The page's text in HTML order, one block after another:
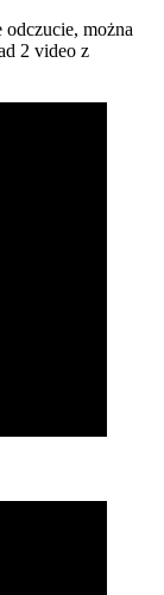
odczucie, można
2 video z